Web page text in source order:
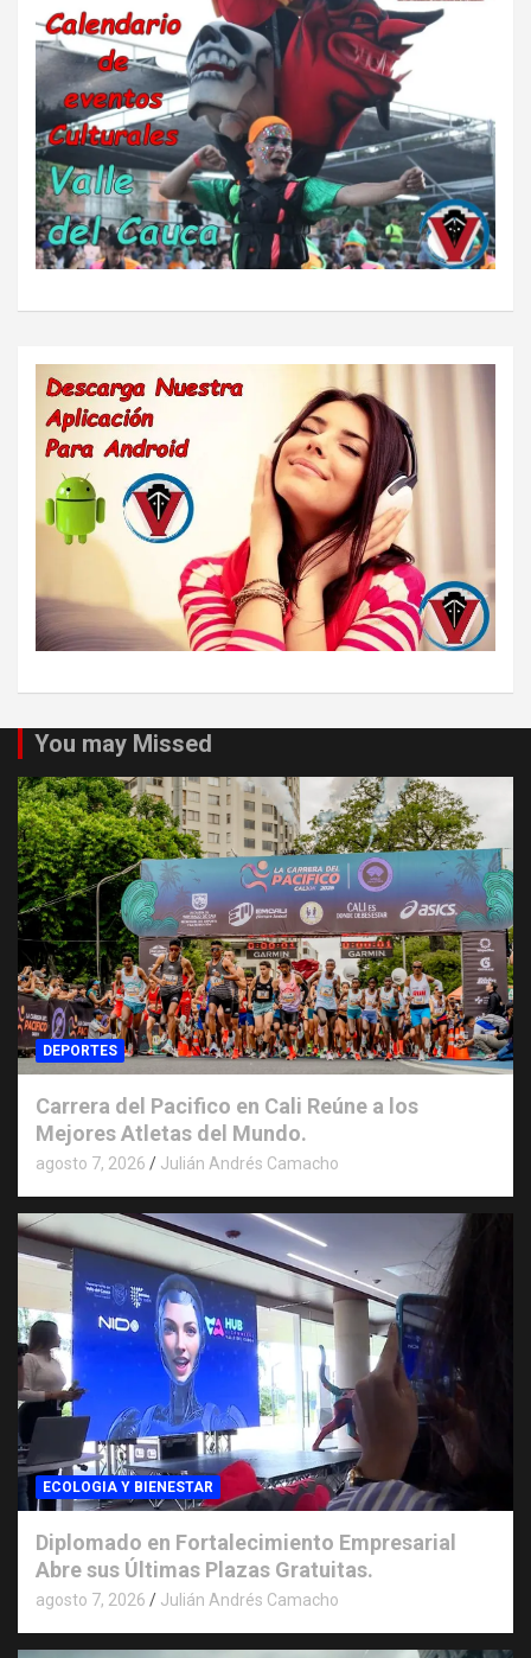
You may Missed
DEPORTES
Carrera del Pacifico en Cali Reúne a los
Mejores Atletas del Mundo.
agosto 7, 2026 Julián Andrés Camacho
ECOLOGIA Y BIENESTAR
Diplomado en Fortalecimiento Empresarial
Abre sus Últimas Plazas Gratuitas.
agosto 7, 2026 Julián Andrés Camacho